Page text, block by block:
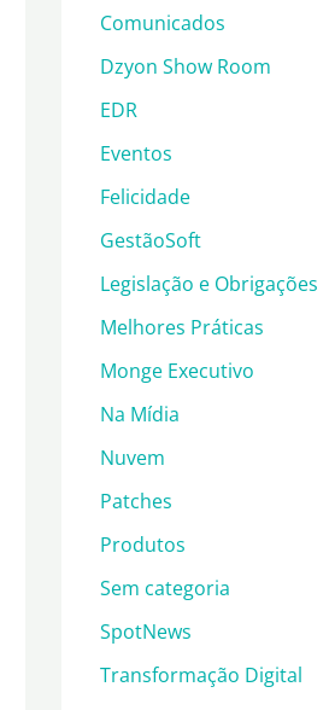
Comunicados
Dzyon Show Room
EDR
Eventos
Felicidade
GestãoSoft
Legislação e Obrigações
Melhores Práticas
Monge Executivo
Na Mídia
Nuvem
Patches
Produtos
Sem categoria
SpotNews
Transformação Digital